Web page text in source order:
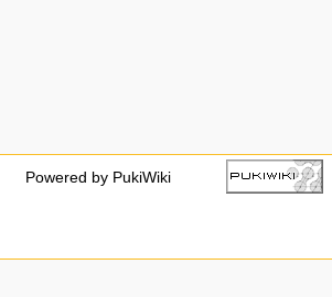
Powered by PukiWiki